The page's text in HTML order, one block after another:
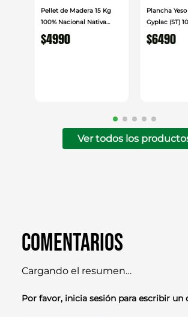
Pellet de Madera 15 Kg
100% Nacional Nativa
Mestre
$4990
Plancha
Gyplac (ST)
cm x 2.40cm
$6490
Ver todos los
Comentarios
Cargando el resumen…
Por favor, inicia sesión para escribir un